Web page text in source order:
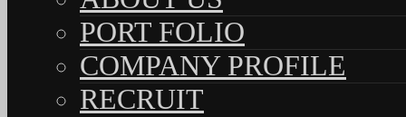
PORT FOLIO
COMPANY PROFILE
RECRUIT